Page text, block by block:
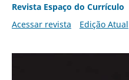
Revista Espaço do Currículo
Acessar revista
Edição Atual